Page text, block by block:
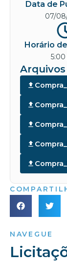
Data de
07/
Horário
NAVEGUE